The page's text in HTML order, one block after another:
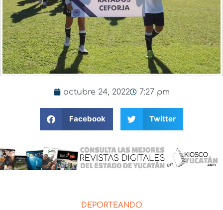
octubre 24, 2022 7:27 pm
Facebook Twitter
DEPORTEANDO